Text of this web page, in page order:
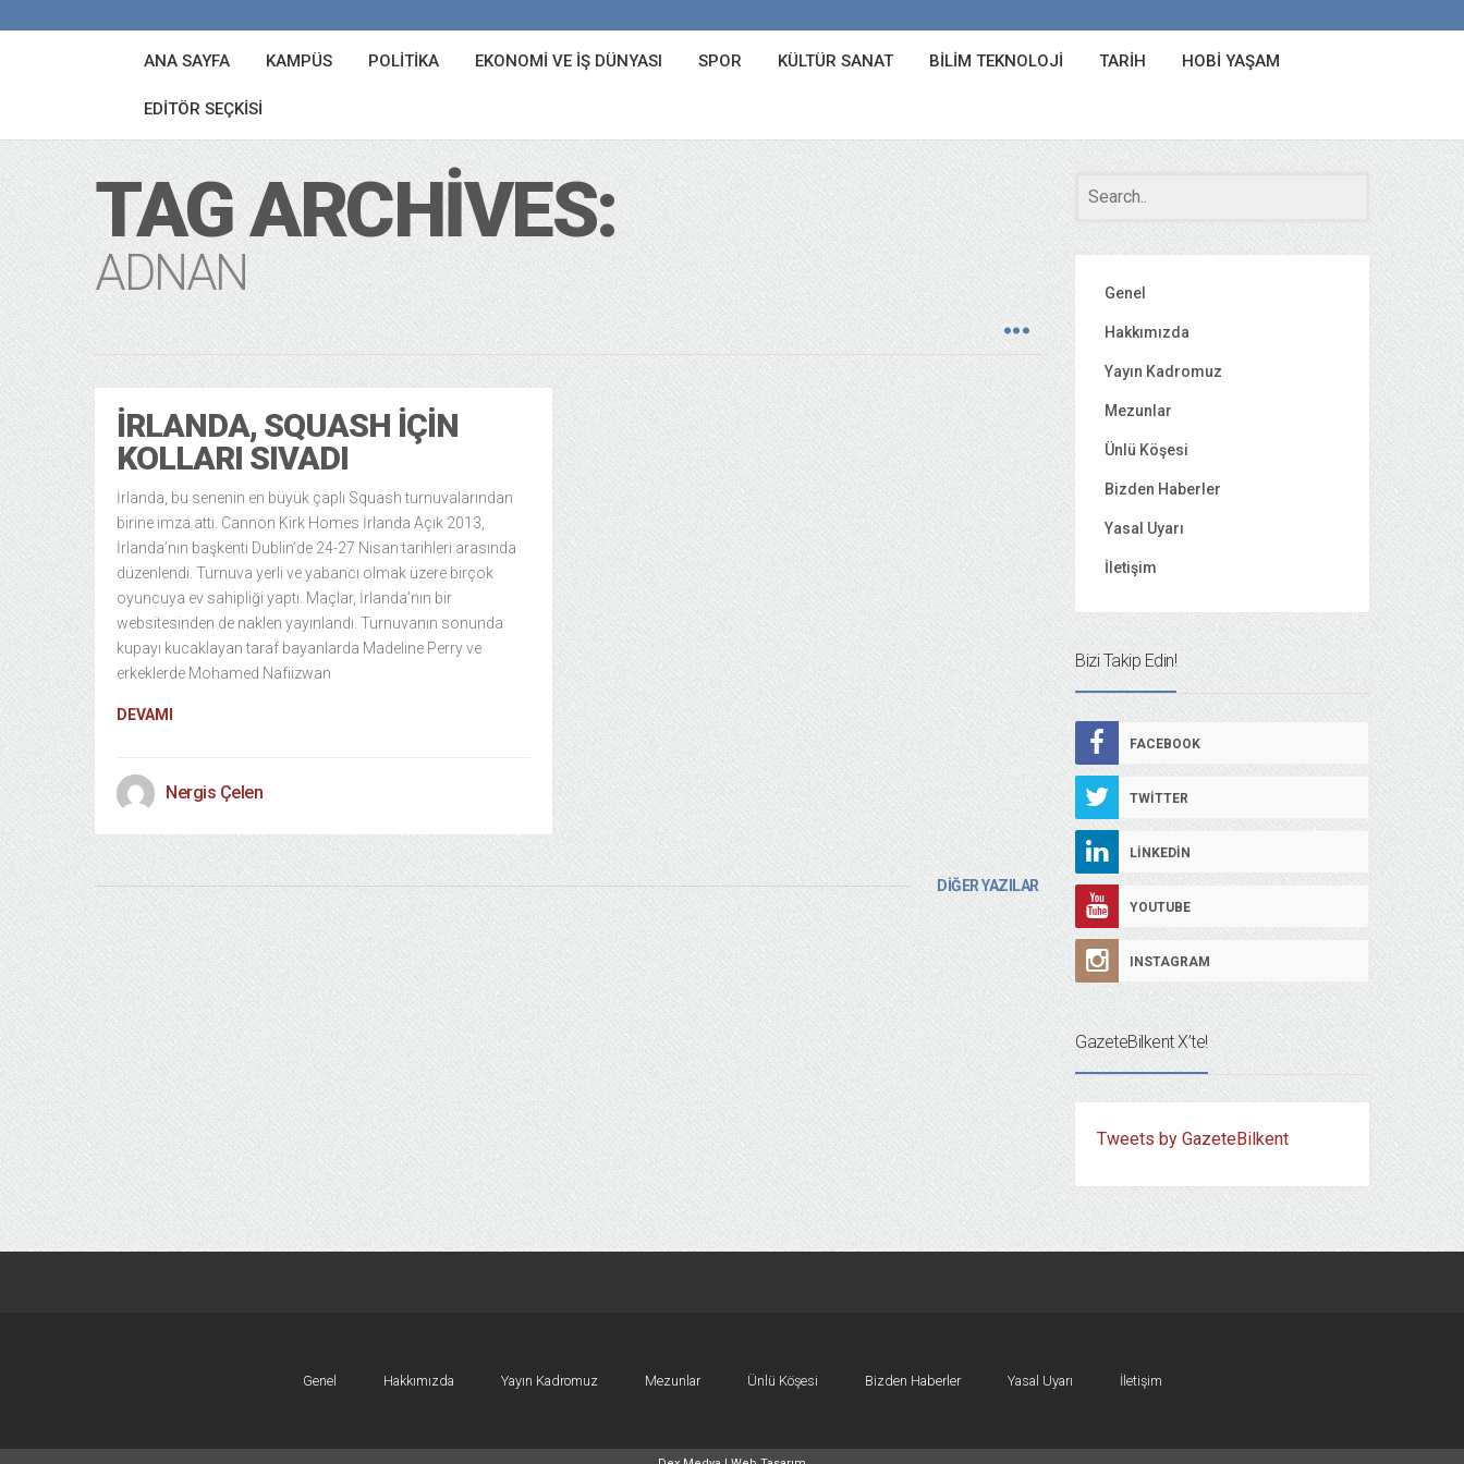
ANA SAYFA KAMPÜS POLITIKA EKONOMI VE İŞ DÜNYASI SPOR KÜLTÜR SANAT BILIM TEKNOLOJI TARIH HOBI YAŞAM
EDITÖR SEÇKISI
TAG ARCHIVES:
ADNAN
İRLANDA, SQUASH İÇIN
KOLLARI SIVADI
İrlanda, bu senenin en büyük çaplı Squash turnuvalarından
birine imza attı. Cannon Kirk Homes İrlanda Açık 2013,
İrlanda’nın başkenti Dublin’de 24-27 Nisan tarihleri arasında
düzenlendi. Turnuva yerli ve yabancı olmak üzere birçok
oyuncuya ev sahipliği yaptı. Maçlar, İrlanda’nın bir
websitesinden de naklen yayınlandı. Turnuvanın sonunda
kupayı kucaklayan taraf bayanlarda Madeline Perry ve
erkeklerde Mohamed Nafiizwan
DEVAMI
Nergis Çelen
DİĞER YAZILAR
Genel
Hakkımızda
Yayın Kadromuz
Mezunlar
Ünlü Köşesi
Bizden Haberler
Yasal Uyarı
İletişim
Bizi Takip Edin!
FACEBOOK
TWITTER
LINKEDIN
YOUTUBE
INSTAGRAM
GazeteBilkent X’te!
Tweets by GazeteBilkent
Genel Hakkımızda Yayın Kadromuz Mezunlar Ünlü Köşesi Bizden Haberler Yasal Uyarı İletişim